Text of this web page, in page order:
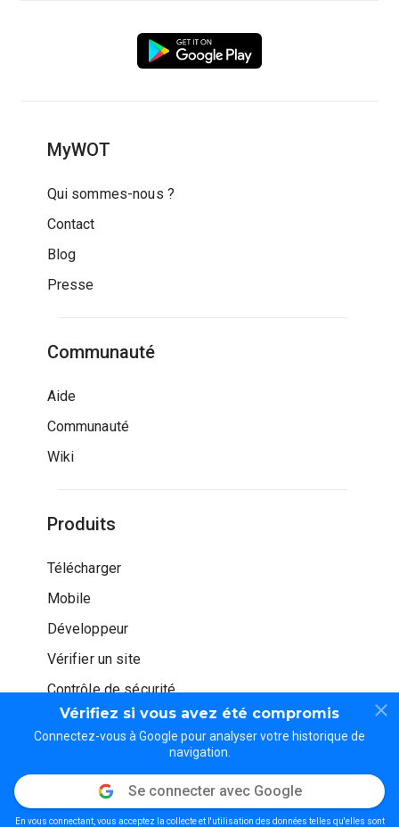
Vérifiez si vous avez été compromis
Connectez-vous à Google pour analyser votre historique de
navigation.
Se connecter avec Google
En vous connectant, vous acceptez la collecte et l'utilisation des données telles qu'elles sont
MyWOT
Qui sommes-nous ?
Contact
Blog
Presse
Communauté
Aide
Communauté
Wiki
Produits
Télécharger
Mobile
Développeur
Vérifier un site
Contrôle de sécurité
© WOT Services LP. Tous droits réservés